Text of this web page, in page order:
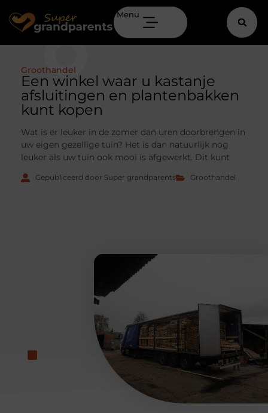
Menu
Groothandel
Een winkel waar u kastanje
afsluitingen en plantenbakken
kunt kopen
Wat is er leuker in de zomer dan uren doorbrengen in
uw eigen gezellige tuin? Het is dan natuurlijk nog
leuker als uw tuin ook mooi is afgewerkt. Dit kunt
Gepubliceerd door Super grandparents Groothandel